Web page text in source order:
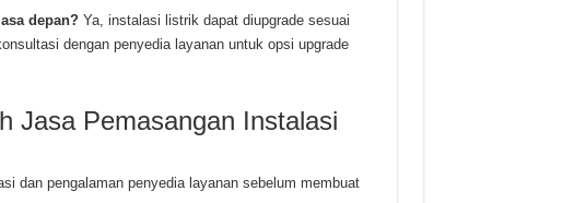
depan?Ya, instalasi listrik dapat diupgrade sesuai
dengan penyedia layanan untuk opsi upgrade
Jasa Pemasangan Instalasi
dan pengalaman penyedia layanan sebelum membuat